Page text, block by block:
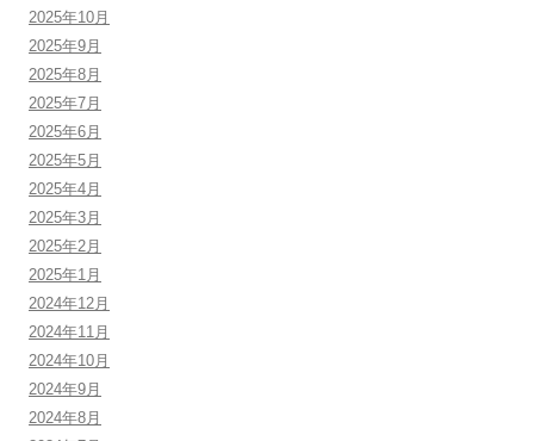
2025年10月
2025年9月
2025年8月
2025年7月
2025年6月
2025年5月
2025年4月
2025年3月
2025年2月
2025年1月
2024年12月
2024年11月
2024年10月
2024年9月
2024年8月